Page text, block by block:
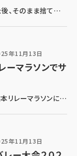
そのまま捨ててし
年11月13日
ーマラソンでサ
リレーマラソンに参
年11月13日